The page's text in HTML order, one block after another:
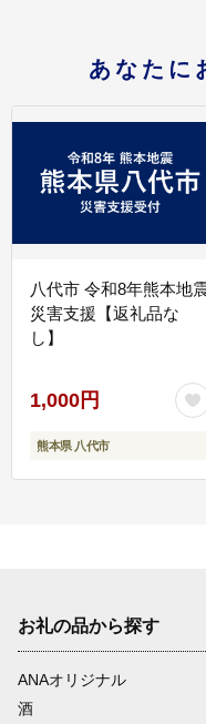
あなたに
八代市 令和8年熊本地
災害支援【返礼品な
し】
1,000円
熊本県 八代市
お礼の品から探す
ANAオリジナル
酒